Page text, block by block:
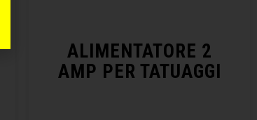
ALIMENTATORE 2
AMP PER TATUAGGI